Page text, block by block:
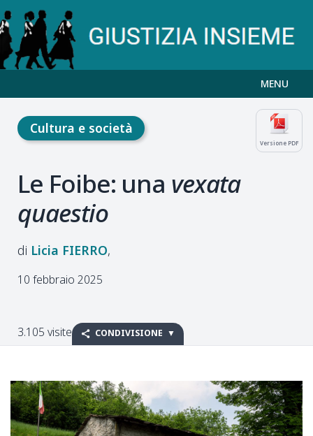
MENU
Versione PDF
Cultura e società
Le Foibe: una vexata
quaestio
Licia FIERRO
10 febbraio 2025
3.105 visite CONDIVISIONE